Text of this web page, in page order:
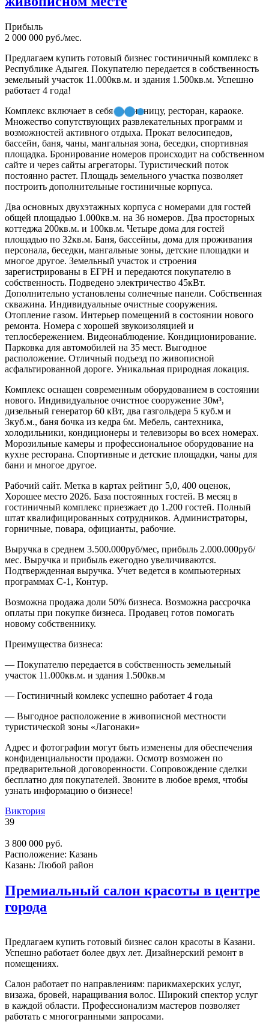
Прибыль
2 000 000 руб./мес.
Предлагаем купить готовый бизнес гостиничный комплекс в
Республике Адыгея. Покупателю передается в собственность
земельный участок 11.000кв.м. и здания 1.500кв.м. Успешно
работает 4 года!
Комплекс включает в себя гостинницу, ресторан, караоке.
Множество сопутствующих развлекательных программ и
возможностей активного отдыха. Прокат велосипедов,
бассейн, баня, чаны, мангальная зона, беседки, спортивная
площадка. Бронирование номеров происходит на собственном
сайте и через сайты агрегаторы. Туристический поток
постоянно растет. Площадь земельного участка позволяет
построить дополнительные гостиничные корпуса.
Два основных двухэтажных корпуса с номерами для гостей
общей площадью 1.000кв.м. на 36 номеров. Два просторных
коттеджа 200кв.м. и 100кв.м. Четыре дома для гостей
площадью по 32кв.м. Баня, бассейны, дома для проживания
персонала, беседки, мангальные зоны, детские площадки и
многое другое. Земельный участок и строения
зарегистрированы в ЕГРН и передаются покупателю в
собственность. Подведено электричество 45кВт.
Дополнительно установлены солнечные панели. Собственная
скважина. Индивидуальные очистные сооружения.
Отопление газом. Интерьер помещений в состоянии нового
ремонта. Номера с хорошей звукоизоляцией и
теплосбережением. Видеонаблюдение. Кондиционирование.
Парковка для автомобилей на 35 мест. Выгодное
расположение. Отличный подъезд по живописной
асфальтированной дороге. Уникальная природная локация.
Комплекс оснащен современным оборудованием в состоянии
нового. Индивидуальное очистное сооружение 30м³,
дизельный генератор 60 кВт, два газгольдера 5 куб.м и
3куб.м., баня бочка из кедра 6м. Мебель, сантехника,
холодильники, кондиционеры и телевизоры во всех номерах.
Морозильные камеры и профессиональное оборудование на
кухне ресторана. Спортивные и детские площадки, чаны для
бани и многое другое.
Рабочий сайт. Метка в картах рейтинг 5,0, 400 оценок,
Хорошее место 2026. База постоянных гостей. В месяц в
гостиничный комплекс приезжает до 1.200 гостей. Полный
штат квалифицированных сотрудников. Администраторы,
горничные, повара, официанты, рабочие.
Выручка в среднем 3.500.000руб/мес, прибыль 2.000.000руб/
мес. Выручка и прибыль ежегодно увеличиваются.
Подтвержденная выручка. Учет ведется в компьютерных
программах С-1, Контур.
Возможна продажа доли 50% бизнеса. Возможна рассрочка
оплаты при покупке бизнеса. Продавец готов помогать
новому собственнику.
Преимущества бизнеса:
— Покупателю передается в собственность земельный
участок 11.000кв.м. и здания 1.500кв.м
— Гостиничный комлекс успешно работает 4 года
— Выгодное расположение в живописной местности
туристической зоны «Лагонаки»
Адрес и фотографии могут быть изменены для обеспечения
конфиденциальности продажи. Осмотр возможен по
предварительной договоренности. Сопровождение сделки
бесплатно для покупателей. Звоните в любое время, чтобы
узнать информацию о бизнесе!
Виктория
39
3 800 000 руб.
Расположение: Казань
Казань: Любой район
Премиальный салон красоты в центре
города
Предлагаем купить готовый бизнес салон красоты в Казани.
Успешно работает более двух лет. Дизайнерский ремонт в
помещениях.
Салон работает по направлениям: парикмахерских услуг,
визажа, бровей, наращивания волос. Широкий спектор услуг
в каждой области. Профессионализм мастеров позволяет
работать с многогранными запросами.